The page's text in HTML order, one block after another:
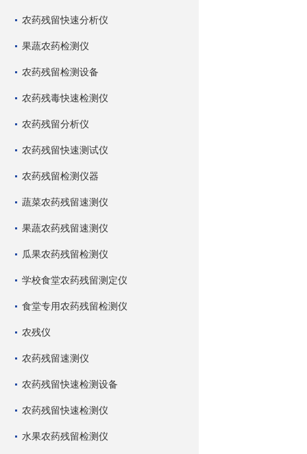
农药残留快速分析仪
果蔬农药检测仪
农药残留检测设备
农药残毒快速检测仪
农药残留分析仪
农药残留快速测试仪
农药残留检测仪器
蔬菜农药残留速测仪
果蔬农药残留速测仪
瓜果农药残留检测仪
学校食堂农药残留测定仪
食堂专用农药残留检测仪
农残仪
农药残留速测仪
农药残留快速检测设备
农药残留快速检测仪
水果农药残留检测仪